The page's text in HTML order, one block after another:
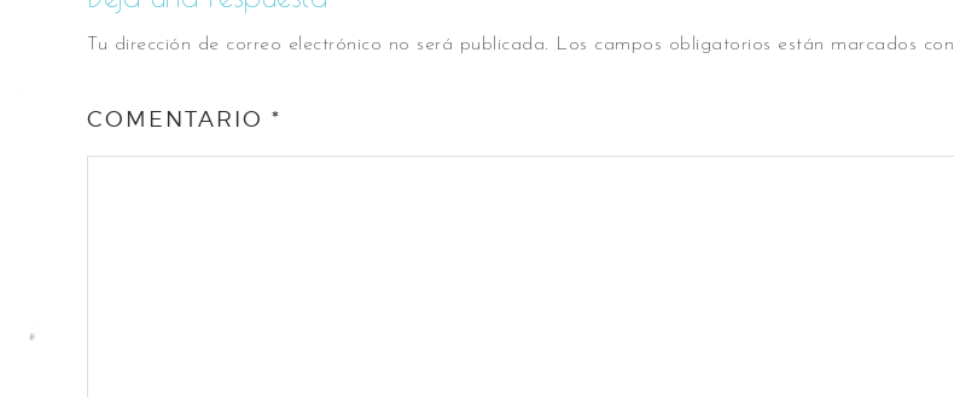
Tu dirección de correo electrónico no será publicada. Los campos obligatorios están marcados con
COMENTARIO *